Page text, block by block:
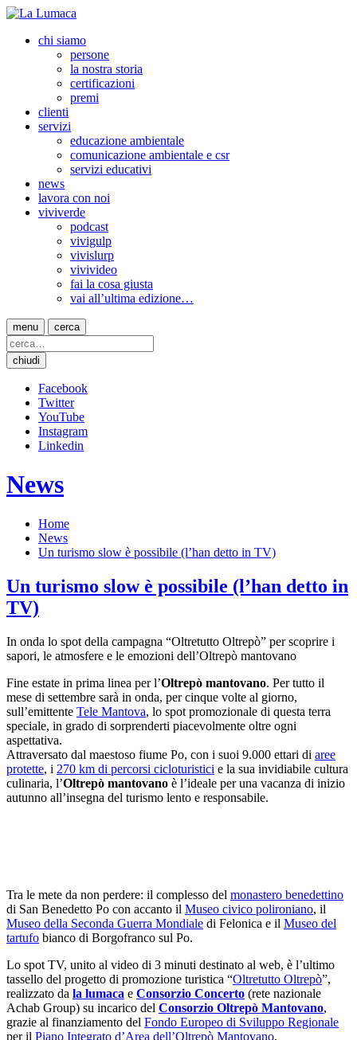
chi siamo
persone
la nostra storia
certificazioni
premi
clienti
servizi
educazione ambientale
comunicazione ambientale e csr
servizi educativi
news
lavora con noi
viviverde
podcast
vivigulp
vivislurp
vivivideo
fai la cosa giusta
vai all’ultima edizione…
menu cerca
chiudi
Facebook
Twitter
YouTube
Instagram
Linkedin
News
Home
News
Un turismo slow è possibile (l’han detto in TV)
Un turismo slow è possibile (l’han detto in
TV)
In onda lo spot della campagna “Oltretutto Oltrepò” per scoprire i
sapori, le atmosfere e le emozioni dell’Oltrepò mantovano
Fine estate in prima linea per l’Oltrepò mantovano. Per tutto il
mese di settembre sarà in onda, per cinque volte al giorno,
sull’emittente Tele Mantova, lo spot promozionale di questa terra
speciale, in grado di sorprenderti piacevolmente oltre ogni
aspettativa.
Attraversato dal maestoso fiume Po, con i suoi 9.000 ettari di aree
protette, i 270 km di percorsi cicloturistici e la sua invidiabile cultura
culinaria, l’Oltrepò mantovano è l’ideale per una vacanza di inizio
autunno all’insegna del turismo lento e responsabile.
Tra le mete da non perdere: il complesso del monastero benedettino
di San Benedetto Po con accanto il Museo civico polironiano, il
Museo della Seconda Guerra Mondiale di Felonica e il Museo del
tartufo bianco di Borgofranco sul Po.
Lo spot TV, unito al video di 3 minuti destinato al web, è l’ultimo
tassello del progetto di promozione turistica “Oltretutto Oltrepò”,
realizzato da la lumaca e Consorzio Concerto (rete nazionale
Achab Group) su incarico del Consorzio Oltrepò Mantovano,
grazie al finanziamento del Fondo Europeo di Sviluppo Regionale
per il Piano Integrato d’Area dell’Oltrepò Mantovano.